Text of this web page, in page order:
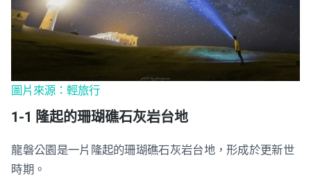
圖片來源：輕旅行
1-1 隆起的珊瑚礁石灰岩台地
龍磐公園是一片隆起的珊瑚礁石灰岩台地，形成於更新世
時期。